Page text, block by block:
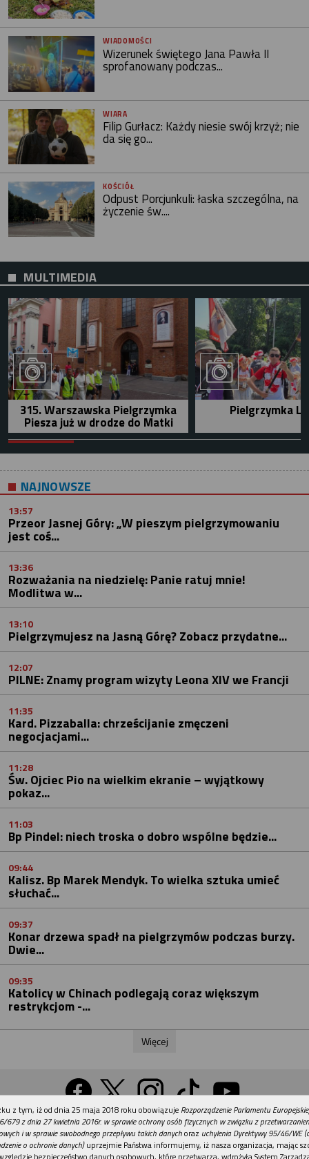
WIADOMOŚCI
Wizerunek świętego Jana Pawła II
sprofanowany podczas...
WIARA
Filip Gurłacz: Każdy niesie swój krzyż; nie
da się go...
KOŚCIÓŁ
Odpust Porcjunkuli: łaska szczególna, na
życzenie św....
MULTIMEDIA
315. Warszawska Pielgrzymka
Piesza już w drodze do Matki
Pielgrzymka
NAJNOWSZE
13:57
Przeor Jasnej Góry: „W pieszym pielgrzymowaniu
jest coś...
13:36
Rozważania na niedzielę: Panie ratuj mnie!
Modlitwa w...
13:10
Pielgrzymujesz na Jasną Górę? Zobacz przydatne...
12:07
PILNE: Znamy program wizyty Leona XIV we Francji
11:35
Kard. Pizzaballa: chrześcijanie zmęczeni
negocjacjami...
11:28
Św. Ojciec Pio na wielkim ekranie – wyjątkowy
pokaz...
11:03
Bp Pindel: niech troska o dobro wspólne będzie...
09:44
Kalisz. Bp Marek Mendyk. To wielka sztuka umieć
słuchać...
09:37
Konar drzewa spadł na pielgrzymów podczas burzy.
Dwie...
09:35
Katolicy w Chinach podlegają coraz większym
restrykcjom -...
Więcej
Wersja na komputer
REKLAMA
z tym, iż od dnia 25 maja 2018 roku obowiązuje Rozporządzenie Parlamentu
679 z dnia 27 kwietnia 2016r. w sprawie ochrony osób fizycznych w związku z
i w sprawie swobodnego przepływu takich danychoraz uchylenia Dyrektywy 95/46/WE
o ochronie danych)uprzejmie Państwa informujemy, iż nasza organizacja, mając
bezpieczeństwo danych osobowych, które przetwarza, wdrożyła System